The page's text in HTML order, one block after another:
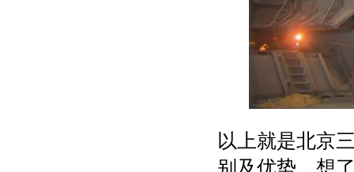
以上就是北京
别及优势，想